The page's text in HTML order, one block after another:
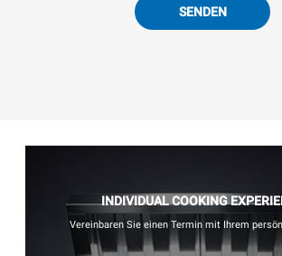
SENDEN
INDIVIDUAL COOKING
Vereinbaren Sie einen Termin mit Ihrem